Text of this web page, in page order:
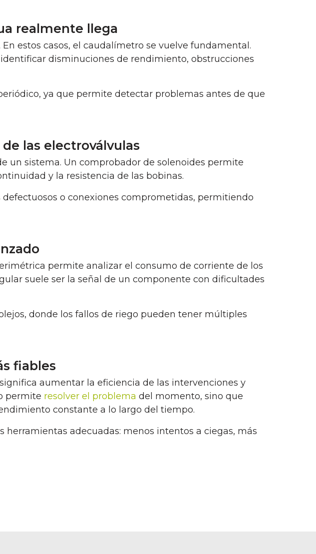
realmente llega
estos casos, el caudalímetro se vuelve fundamental.
disminuciones de rendimiento, obstrucciones
ya que permite detectar problemas antes de que
las electroválvulas
un sistema. Un comprobador de solenoides permite
y la resistencia de las bobinas.
o conexiones comprometidas, permitiendo
permite analizar el consumo de corriente de los
suele ser la señal de un componente con dificultades
donde los fallos de riego pueden tener múltiples
fiables
aumentar la eficiencia de las intervenciones y
permite resolver el problema del momento, sino que
constante a lo largo del tiempo.
adecuadas: menos intentos a ciegas, más